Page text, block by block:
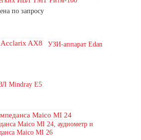
по запросу
УЗИ-аппарат Edan
Mindray E5
Maico MI 24, аудиометр и
Maico MI 26